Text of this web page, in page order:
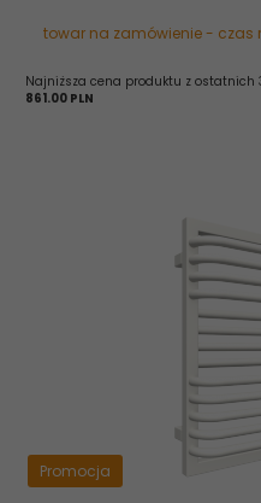
towar na zamówienie - czas
Najniższa cena produktu z ostatnich
861.00 PLN
Promocja